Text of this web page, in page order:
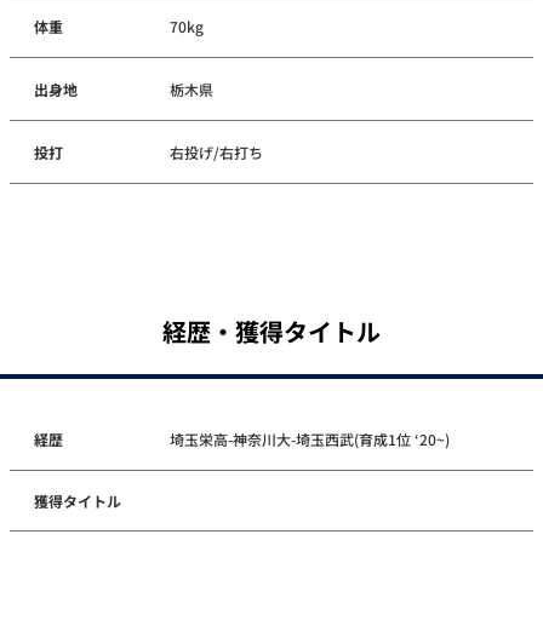
体重 70kg
出身地 栃木県
投打 右投げ/右打ち
経歴・獲得タイトル
経歴 埼玉栄高-神奈川大-埼玉西武(育成1位 ‘20~)
獲得タイトル